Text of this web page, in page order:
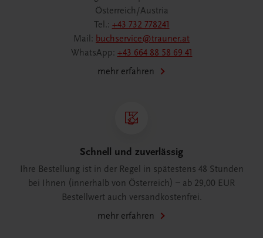
Österreich/Austria
Tel.: +43 732 778241
Mail: buchservice@trauner.at
WhatsApp: +43 664 88 58 69 41
mehr erfahren
Schnell und zuverlässig
Ihre Bestellung ist in der Regel in spätestens 48 Stunden
bei Ihnen (innerhalb von Österreich) – ab 29,00 EUR
Bestellwert auch versandkostenfrei.
mehr erfahren